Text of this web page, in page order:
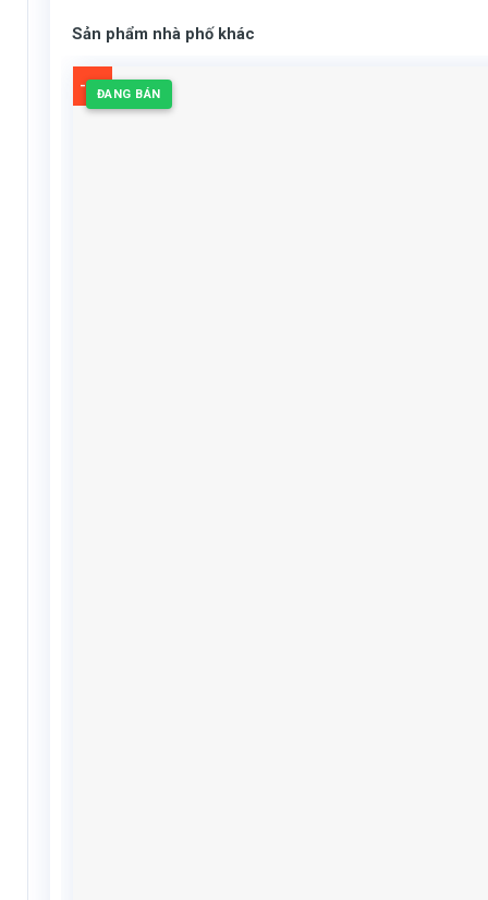
Sản phẩm nhà phố khác
ĐANG BÁN
-4%